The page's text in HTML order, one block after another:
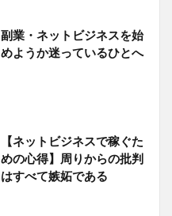
副業・ネットビジネスを始
めようか迷っているひとへ
【ネットビジネスで稼ぐた
めの心得】周りからの批判
はすべて嫉妬である